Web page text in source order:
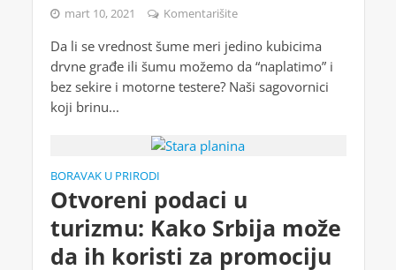
mart 10, 2021 Komentarišite
Da li se vrednost šume meri jedino kubicima
drvne građe ili šumu možemo da “naplatimo” i
bez sekire i motorne testere? Naši sagovornici
koji brinu...
BORAVAK U PRIRODI
Otvoreni podaci u
turizmu: Kako Srbija može
da ih koristi za promociju